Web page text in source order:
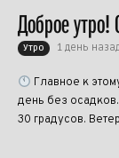
Доброе утро!
Утро 1 день
Главное к
день без
30 градусов.